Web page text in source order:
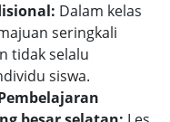
Dalam kelas
seringkali
tidak selalu
siswa.